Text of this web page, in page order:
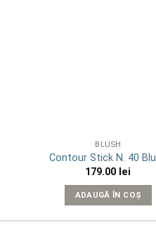
BLUSH
Contour Stick N. 40
179.00 lei
ADAUGĂ ÎN COȘ